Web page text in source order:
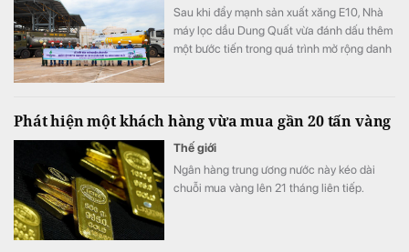
Sau khi đẩy mạnh sản xuất xăng E10, Nhà
máy lọc dầu Dung Quất vừa đánh dấu thêm
một bước tiến trong quá trình mở rộng danh
Phát hiện một khách hàng vừa mua gần 20 tấn vàng
Thế giới
Ngân hàng trung ương nước này kéo dài
chuỗi mua vàng lên 21 tháng liên tiếp.